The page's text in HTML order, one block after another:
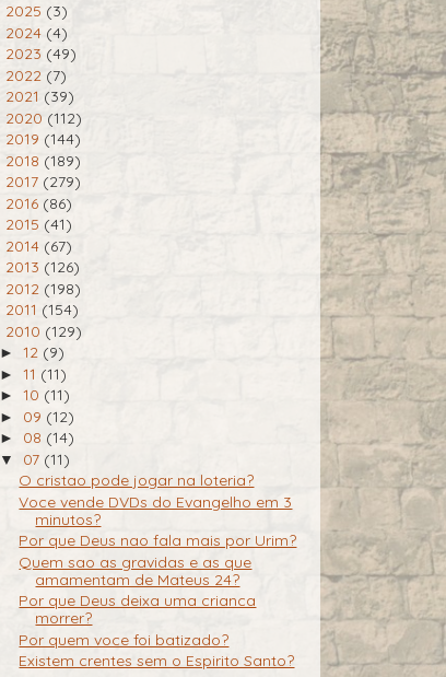
2025 (3)
2024 (4)
2023 (49)
2022 (7)
2021 (39)
2020 (112)
2019 (144)
2018 (189)
2017 (279)
2016 (86)
2015 (41)
2014 (67)
2013 (126)
2012 (198)
2011 (154)
2010 (129)
►12 (9)
►11 (11)
►10 (11)
► 09 (12)
► 08 (14)
▼ 07 (11)
O cristao pode jogar na loteria?
Voce vende DVDs do Evangelho em 3
minutos?
Por que Deus nao fala mais por Urim?
Quem sao as gravidas e as que
amamentam de Mateus 24?
Por que Deus deixa uma crianca
morrer?
Por quem voce foi batizado?
Existem crentes sem o Espirito Santo?